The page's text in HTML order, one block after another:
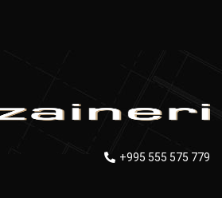
+995 555 575 779